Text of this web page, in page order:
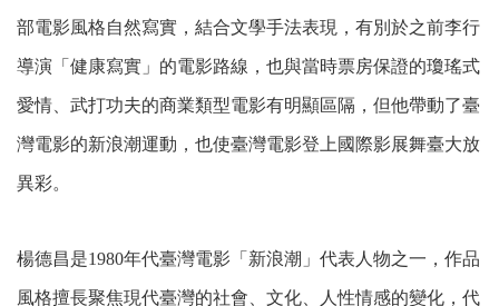
部電影風格自然寫實，結合文學手法表現，有別於之前李行
導演「健康寫實」的電影路線，也與當時票房保證的瓊瑤式
愛情、武打功夫的商業類型電影有明顯區隔，但他帶動了臺
灣電影的新浪潮運動，也使臺灣電影登上國際影展舞臺大放
異彩。
楊德昌是1980年代臺灣電影「新浪潮」代表人物之一，作品
風格擅長聚焦現代臺灣的社會、文化、人性情感的變化，代